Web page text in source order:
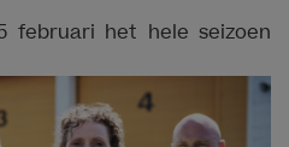
februari het hele seizoen